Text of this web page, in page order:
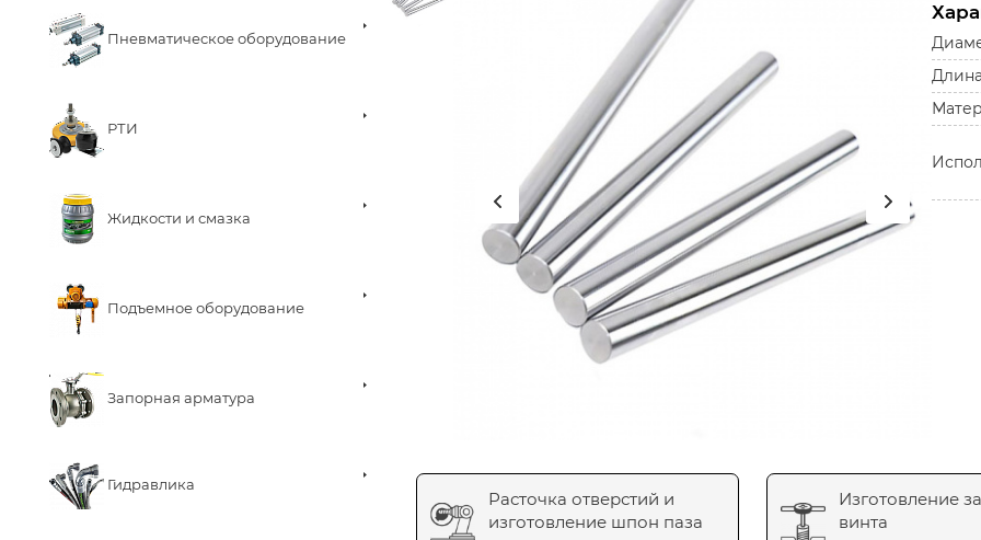
Пневматическое оборудование
РТИ
Жидкости и смазка
Подъемное оборудование
Запорная арматура
Гидравлика
Расточка отверстий и
изготовление шпон паза
Изготовление
винта